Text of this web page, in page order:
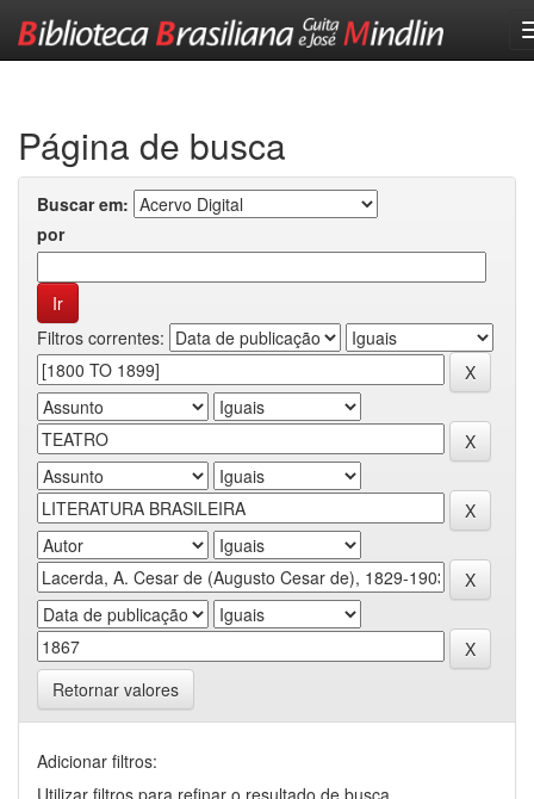
Página de busca
Buscar em:
por
Filtros correntes:
Retornar valores
Adicionar filtros:
Utilizar filtros para refinar o resultado de busca.